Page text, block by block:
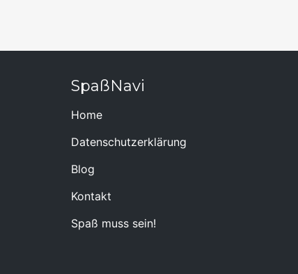
SpaßNavi
Home
Datenschutzerklärung
Blog
Kontakt
Spaß muss sein!